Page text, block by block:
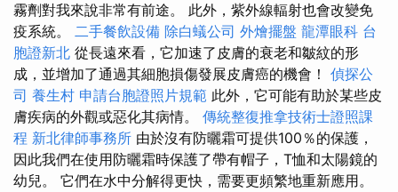
霧劑對我來說非常有前途。 此外，紫外線輻射也會改變免
疫系統。 二手餐飲設備 除白蟻公司 外燴擺盤 龍潭眼科 台
胞證新北 從長遠來看，它加速了皮膚的衰老和皺紋的形
成，並增加了通過其細胞損傷發展皮膚癌的機會！ 偵探公
司 養生村 申請台胞證照片規範 此外，它可能有助於某些皮
膚疾病的外觀或惡化其病情。 傳統整復推拿技術士證照課
程 新北律師事務所 由於沒有防曬霜可提供100％的保護，
因此我們在使用防曬霜時保護了帶有帽子，T恤和太陽鏡的
幼兒。 它們在水中分解得更快，需要更頻繁地重新應用。